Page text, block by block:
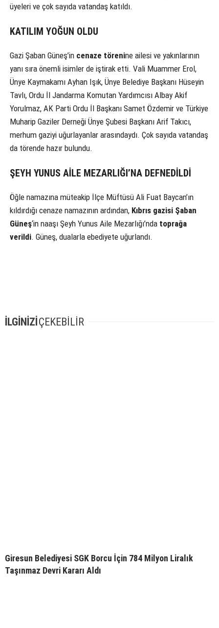
üyeleri ve çok sayıda vatandaş katıldı.
KATILIM YOĞUN OLDU
Gazi Şaban Güneş’in cenaze törenine ailesi ve yakınlarının
yanı sıra önemli isimler de iştirak etti. Vali Muammer Erol,
Ünye Kaymakamı Ayhan Işık, Ünye Belediye Başkanı Hüseyin
Tavlı, Ordu İl Jandarma Komutan Yardımcısı Albay Akif
Yorulmaz, AK Parti Ordu İl Başkanı Samet Özdemir ve Türkiye
Muharip Gaziler Derneği Ünye Şubesi Başkanı Arif Takıcı,
merhum gaziyi uğurlayanlar arasındaydı. Çok sayıda vatandaş
da törende hazır bulundu.
ŞEYH YUNUS AİLE MEZARLIĞI’NA DEFNEDİLDİ
Öğle namazına müteakip İlçe Müftüsü Ali Fuat Baycan’ın
kıldırdığı cenaze namazının ardından, Kıbrıs gazisi Şaban
Güneş‘in naaşı Şeyh Yunus Aile Mezarlığı’nda toprağa
verildi. Güneş, dualarla ebediyete uğurlandı.
İLGİNİZİÇEKEBİLİR
Giresun Belediyesi SGK Borcu İçin 784 Milyon Liralık
Taşınmaz Devri Kararı Aldı